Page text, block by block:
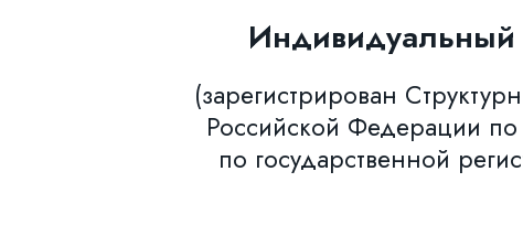
Индивидуальный
(зарегистрирован
Российской Федерации по
по государственной